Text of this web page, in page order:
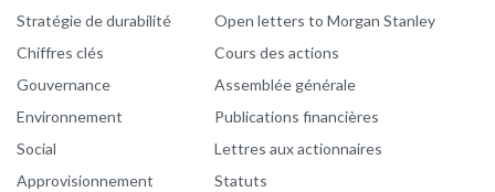
Stratégie de durabilité
Chiffres clés
Gouvernance
Environnement
Social
Approvisionnement
Open letters to Morgan Stanley
Cours des actions
Assemblée générale
Publications financières
Lettres aux actionnaires
Statuts